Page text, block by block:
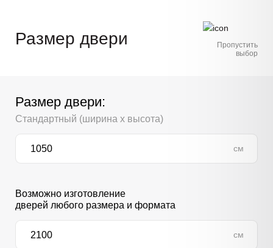
Размер двери
Пропустить
выбор
Размер двери:
Стандартный (ширина х высота)
см
Возможно изготовление
дверей любого размера и формата
см